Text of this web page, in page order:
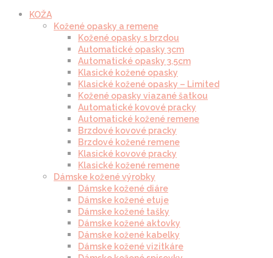
KOŽA
Kožené opasky a remene
Kožené opasky s brzdou
Automatické opasky 3cm
Automatické opasky 3.5cm
Klasické kožené opasky
Klasické kožené opasky – Limited
Kožené opasky viazané šatkou
Automatické kovové pracky
Automatické kožené remene
Brzdové kovové pracky
Brzdové kožené remene
Klasické kovové pracky
Klasické kožené remene
Dámske kožené výrobky
Dámske kožené diáre
Dámske kožené etuje
Dámske kožené tašky
Dámske kožené aktovky
Dámske kožené kabelky
Dámske kožené vizitkáre